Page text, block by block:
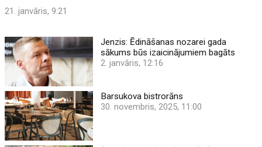
21. janvāris, 9:21
Jenzis: Ēdināšanas nozarei gada
sākums būs izaicinājumiem bagāts
2. janvāris, 12:16
Barsukova bistrorāns
30. novembris, 2025, 11:00